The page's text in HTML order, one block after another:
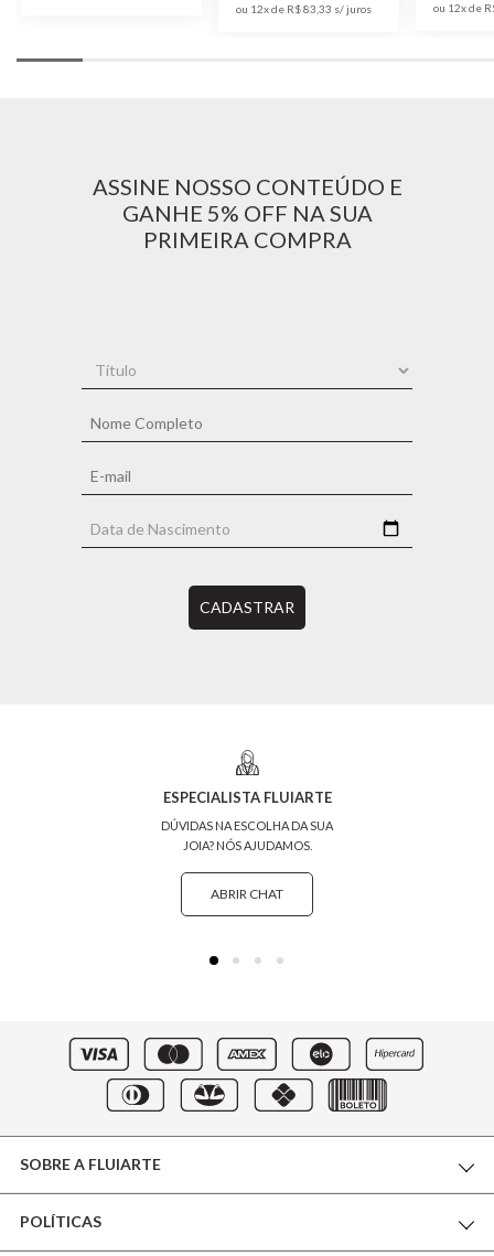
ou 12x de R$ 83,33
ou 12x de
ASSINE NOSSO CONTEÚDO E
GANHE 5% OFF NA SUA
PRIMEIRA COMPRA
CADASTRAR
ESPECIALISTA FLUIARTE
DÚVIDAS NA ESCOLHA DA SUA
JOIA? NÓS AJUDAMOS.
ABRIR CHAT
SOBRE A FLUIARTE
THE WORLD OF FLUIARTE
POLÍTICAS